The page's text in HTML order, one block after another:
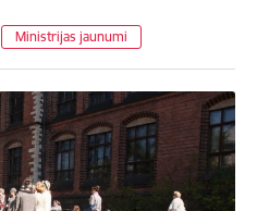
Ministrijas jaunumi